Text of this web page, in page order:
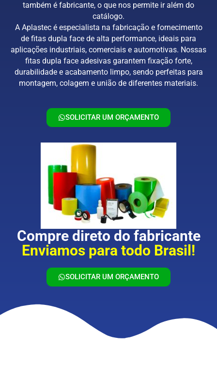
também é fabricante, o que nos permite ir além do
catálogo.
A Aplastec é especialista na fabricação e fornecimento
de fitas dupla face de alta performance, ideais para
aplicações industriais, comerciais e automotivas. Nossas
fitas dupla face adesivas garantem fixação forte,
durabilidade e acabamento limpo, sendo perfeitas para
montagem, colagem e união de diferentes materiais.
SOLICITAR UM ORÇAMENTO
Compre direto do fabricante
Enviamos para todo Brasil!
SOLICITAR UM ORÇAMENTO